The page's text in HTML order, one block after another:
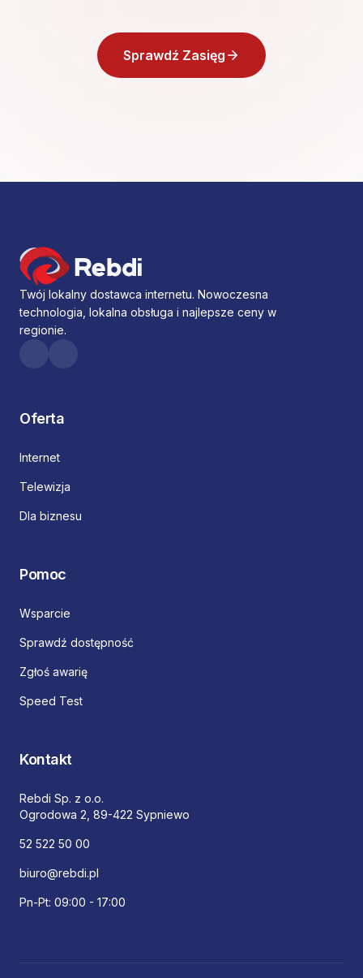
Sprawdź Zasięg
Twój lokalny dostawca internetu. Nowoczesna
technologia, lokalna obsługa i najlepsze ceny w
regionie.
Oferta
Internet
Telewizja
Dla biznesu
Pomoc
Wsparcie
Sprawdź dostępność
Zgłoś awarię
Speed Test
Kontakt
Rebdi Sp. z o.o.
Ogrodowa 2, 89-422 Sypniewo
52 522 50 00
biuro@rebdi.pl
Pn-Pt: 09:00 - 17:00